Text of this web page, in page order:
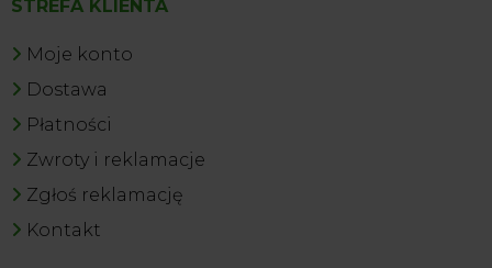
STREFA KLIENTA
Moje konto
Dostawa
Płatności
Zwroty i reklamacje
Zgłoś reklamację
Kontakt